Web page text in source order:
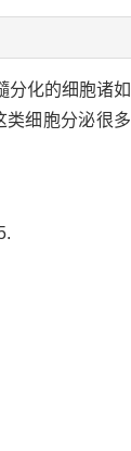
分化的细胞诸如
类细胞分泌很多